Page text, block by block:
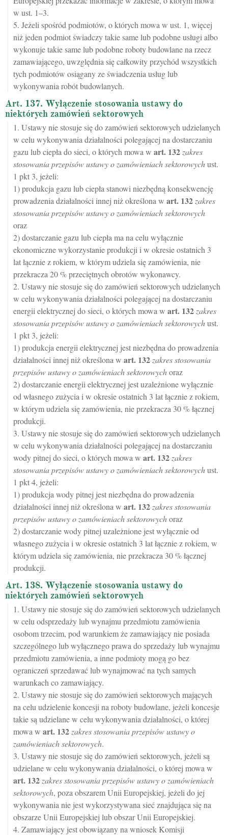
w ust. 1–3.
5. Jeżeli spośród podmiotów, o których mowa w ust. 1, więcej
niż jeden podmiot świadczy takie same lub podobne usługi albo
wykonuje takie same lub podobne roboty budowlane na rzecz
zamawiającego, uwzględnia się całkowity przychód wszystkich
tych podmiotów osiągany ze świadczenia usług lub
wykonywania robót budowlanych.
Art. 137. Wyłączenie stosowania ustawy do
niektórych zamówień sektorowych
1. Ustawy nie stosuje się do zamówień sektorowych udzielanych
w celu wykonywania działalności polegającej na dostarczaniu
gazu lub ciepła do sieci, o których mowa w art. 132 zakres
stosowania przepisów ustawy o zamówieniach sektorowychust.
1 pkt 3, jeżeli:
1) produkcja gazu lub ciepła stanowi niezbędną konsekwencję
prowadzenia działalności innej niż określona w art. 132 zakres
stosowania przepisów ustawy o zamówieniach sektorowych
oraz
2) dostarczanie gazu lub ciepła ma na celu wyłącznie
ekonomiczne wykorzystanie produkcji i w okresie ostatnich 3
lat łącznie z rokiem, w którym udziela się zamówienia, nie
przekracza 20 % przeciętnych obrotów wykonawcy.
2. Ustawy nie stosuje się do zamówień sektorowych udzielanych
w celu wykonywania działalności polegającej na dostarczaniu
energii elektrycznej do sieci, o których mowa w art. 132 zakres
stosowania przepisów ustawy o zamówieniach sektorowychust.
1 pkt 3, jeżeli:
1) produkcja energii elektrycznej jest niezbędna do prowadzenia
działalności innej niż określona w art. 132 zakres stosowania
przepisów ustawy o zamówieniach sektorowychoraz
2) dostarczanie energii elektrycznej jest uzależnione wyłącznie
od własnego zużycia i w okresie ostatnich 3 lat łącznie z rokiem,
w którym udziela się zamówienia, nie przekracza 30 % łącznej
produkcji.
3. Ustawy nie stosuje się do zamówień sektorowych udzielanych
w celu wykonywania działalności polegającej na dostarczaniu
wody pitnej do sieci, o których mowa w art. 132 zakres
stosowania przepisów ustawy o zamówieniach sektorowychust.
1 pkt 4, jeżeli:
1) produkcja wody pitnej jest niezbędna do prowadzenia
działalności innej niż określona w art. 132 zakres stosowania
przepisów ustawy o zamówieniach sektorowychoraz
2) dostarczanie wody pitnej uzależnione jest wyłącznie od
własnego zużycia i w okresie ostatnich 3 lat łącznie z rokiem, w
którym udziela się zamówienia, nie przekracza 30 % łącznej
produkcji.
Art. 138. Wyłączenie stosowania ustawy do
niektórych zamówień sektorowych
1. Ustawy nie stosuje się do zamówień sektorowych udzielanych
w celu odsprzedaży lub wynajmu przedmiotu zamówienia
osobom trzecim, pod warunkiem że zamawiający nie posiada
szczególnego lub wyłącznego prawa do sprzedaży lub wynajmu
przedmiotu zamówienia, a inne podmioty mogą go bez
ograniczeń sprzedawać lub wynajmować na tych samych
warunkach co zamawiający.
2. Ustawy nie stosuje się do zamówień sektorowych mających
na celu udzielenie koncesji na roboty budowlane, jeżeli koncesje
takie są udzielane w celu wykonywania działalności, o której
mowa w art. 132 zakres stosowania przepisów ustawy o
zamówieniach sektorowych.
3. Ustawy nie stosuje się do zamówień sektorowych, jeżeli są
udzielane w celu wykonywania działalności, o której mowa w
art. 132 zakres stosowania przepisów ustawy o zamówieniach
sektorowych, poza obszarem Unii Europejskiej, jeżeli do jej
wykonywania nie jest wykorzystywana sieć znajdująca się na
obszarze Unii Europejskiej lub obszar Unii Europejskiej.
4. Zamawiający jest obowiązany na wniosek Komisji